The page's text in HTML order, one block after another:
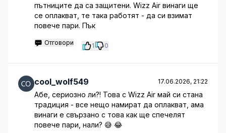
пътниците да са защитени. Wizz Air винаги ще
се оплакват, те така работят - да си взимат
повече пари. Пък
Отговори 1 0
cool_wolf549 17.06.2026, 21:22
Абе, сериозно ли?! Това с Wizz Air май си стана
традиция - все нещо намират да оплакват, ама
винаги е свързано с това как ще спечелят
повече пари, нали? 😅 😂